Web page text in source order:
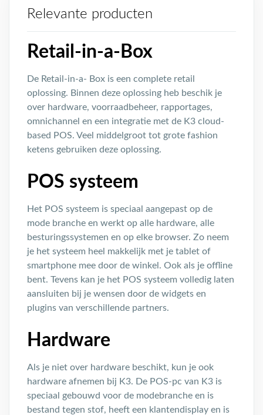
Relevante producten
Retail-in-a-Box
De Retail-in-a- Box is een complete retail
oplossing. Binnen deze oplossing heb beschik je
over hardware, voorraadbeheer, rapportages,
omnichannel en een integratie met de K3 cloud-
based POS. Veel middelgroot tot grote fashion
ketens gebruiken deze oplossing.
POS systeem
Het POS systeem is speciaal aangepast op de
mode branche en werkt op alle hardware, alle
besturingssystemen en op elke browser. Zo neem
je het systeem heel makkelijk met je tablet of
smartphone mee door de winkel. Ook als je offline
bent. Tevens kan je het POS systeem volledig laten
aansluiten bij je wensen door de widgets en
plugins van verschillende partners.
Hardware
Als je niet over hardware beschikt, kun je ook
hardware afnemen bij K3. De POS-pc van K3 is
speciaal gebouwd voor de modebranche en is
bestand tegen stof, heeft een klantendisplay en is